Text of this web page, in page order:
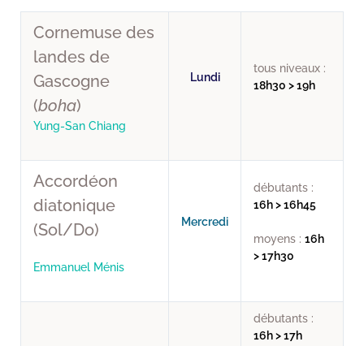
Cornemuse des
landes de
Gascogne
(boha)
Yung-San Chiang
Lundi
tous niveaux :
18h30 > 19h
Accordéon
diatonique
(Sol/Do)
Emmanuel Ménis
Mercredi
débutants :
16h > 16h45
moyens : 16h
> 17h30
débutants :
16h > 17h